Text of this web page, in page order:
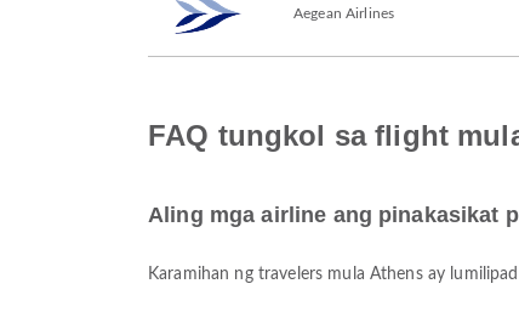
Aegean Airlines
FAQ tungkol sa flight
Aling mga airline ang pinakasikat
Karamihan ng travelers mula Athens ay